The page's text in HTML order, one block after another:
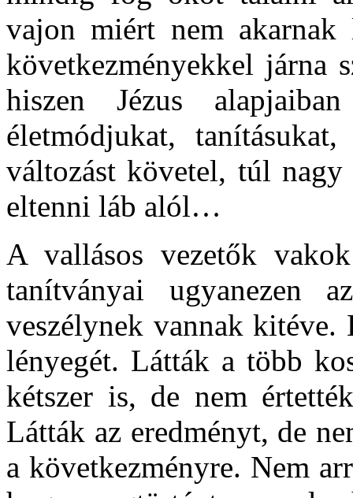
vajon miért nem
következményekkel járna
hiszen Jézus
életmódjukat,
változást követel, túl
eltenni láb alól…
A vallásos vezetők
tanítványai ugyanezen
veszélynek vannak kitéve.
lényegét. Látták a több
kétszer is, de nem
Látták az eredményt, de
a következményre. Nem